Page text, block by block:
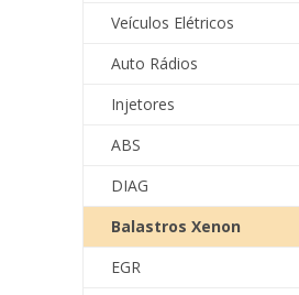
Veículos Elétricos
Auto Rádios
Injetores
ABS
DIAG
Balastros Xenon
EGR